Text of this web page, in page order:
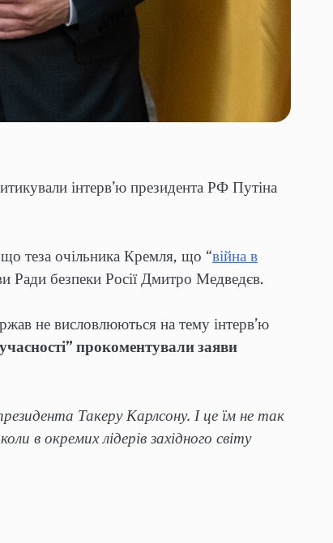
інтерв’ю президента РФ Путіна
що теза очільника Кремля, що “війна в
Ради безпеки Росії Дмитро Медведєв.
не висловлюються на тему інтерв’ю
прокоментували заяви
Такеру Карлсону. І це їм не так
в окремих лідерів західного світу